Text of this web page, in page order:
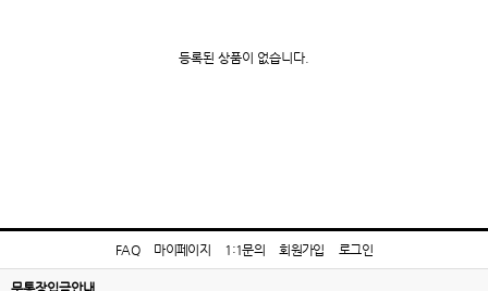
등록된 상품이 없습니다.
FAQ 마이페이지 1:1문의 회원가입 로그인